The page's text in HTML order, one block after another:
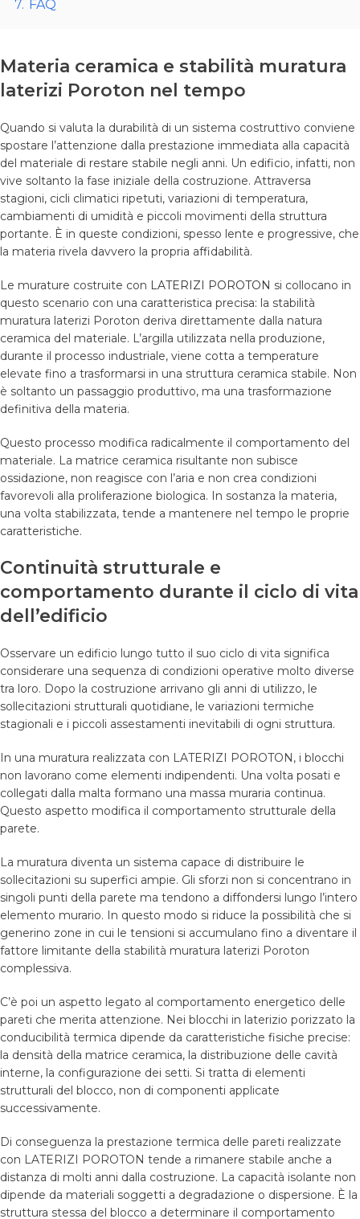
7. FAQ
Materia ceramica e stabilità muratura
laterizi Poroton nel tempo
Quando si valuta la durabilità di un sistema costruttivo conviene
spostare l’attenzione dalla prestazione immediata alla capacità
del materiale di restare stabile negli anni. Un edificio, infatti, non
vive soltanto la fase iniziale della costruzione. Attraversa
stagioni, cicli climatici ripetuti, variazioni di temperatura,
cambiamenti di umidità e piccoli movimenti della struttura
portante. È in queste condizioni, spesso lente e progressive, che
la materia rivela davvero la propria affidabilità.
Le murature costruite con LATERIZI POROTON si collocano in
questo scenario con una caratteristica precisa: la stabilità
muratura laterizi Poroton deriva direttamente dalla natura
ceramica del materiale. L’argilla utilizzata nella produzione,
durante il processo industriale, viene cotta a temperature
elevate fino a trasformarsi in una struttura ceramica stabile. Non
è soltanto un passaggio produttivo, ma una trasformazione
definitiva della materia.
Questo processo modifica radicalmente il comportamento del
materiale. La matrice ceramica risultante non subisce
ossidazione, non reagisce con l’aria e non crea condizioni
favorevoli alla proliferazione biologica. In sostanza la materia,
una volta stabilizzata, tende a mantenere nel tempo le proprie
caratteristiche.
Continuità strutturale e
comportamento durante il ciclo di vita
dell’edificio
Osservare un edificio lungo tutto il suo ciclo di vita significa
considerare una sequenza di condizioni operative molto diverse
tra loro. Dopo la costruzione arrivano gli anni di utilizzo, le
sollecitazioni strutturali quotidiane, le variazioni termiche
stagionali e i piccoli assestamenti inevitabili di ogni struttura.
In una muratura realizzata con LATERIZI POROTON, i blocchi
non lavorano come elementi indipendenti. Una volta posati e
collegati dalla malta formano una massa muraria continua.
Questo aspetto modifica il comportamento strutturale della
parete.
La muratura diventa un sistema capace di distribuire le
sollecitazioni su superfici ampie. Gli sforzi non si concentrano in
singoli punti della parete ma tendono a diffondersi lungo l’intero
elemento murario. In questo modo si riduce la possibilità che si
generino zone in cui le tensioni si accumulano fino a diventare il
fattore limitante della stabilità muratura laterizi Poroton
complessiva.
C’è poi un aspetto legato al comportamento energetico delle
pareti che merita attenzione. Nei blocchi in laterizio porizzato la
conducibilità termica dipende da caratteristiche fisiche precise:
la densità della matrice ceramica, la distribuzione delle cavità
interne, la configurazione dei setti. Si tratta di elementi
strutturali del blocco, non di componenti applicate
successivamente.
Di conseguenza la prestazione termica delle pareti realizzate
con LATERIZI POROTON tende a rimanere stabile anche a
distanza di molti anni dalla costruzione. La capacità isolante non
dipende da materiali soggetti a degradazione o dispersione. È la
struttura stessa del blocco a determinare il comportamento